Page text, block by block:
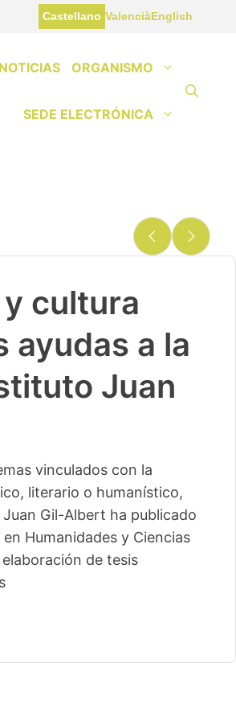
Castellano ValenciàEnglish
NOTICIAS ORGANISMO
SEDE ELECTRÓNICA
cultura
ayudas a la
Juan
vinculados con la
literario o humanístico,
Gil-Albert ha publicado
Humanidades y Ciencias
de tesis